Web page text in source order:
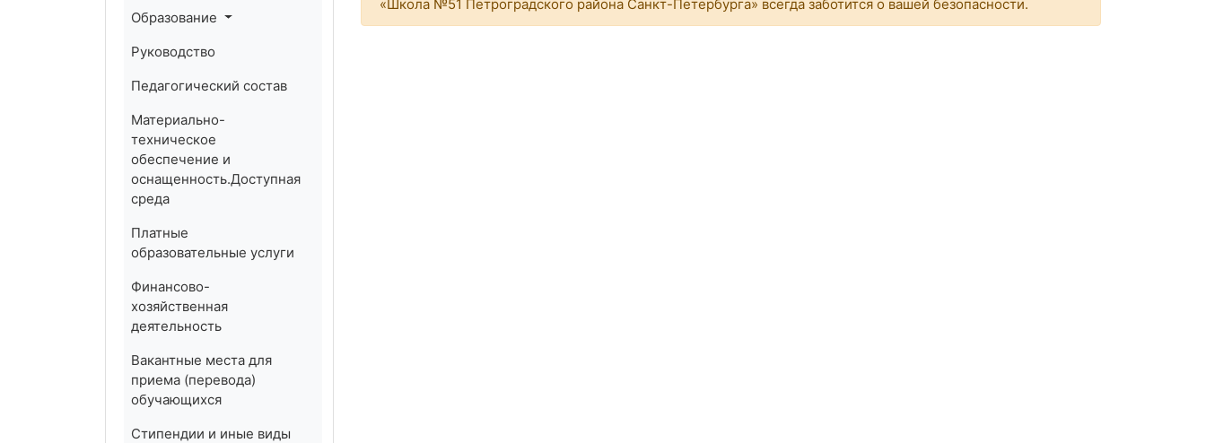
Образование
Руководство
Педагогический состав
Материально-
техническое
обеспечение и
оснащенность.Доступная
среда
Платные
образовательные услуги
Финансово-
хозяйственная
деятельность
Вакантные места для
приема (перевода)
обучающихся
Стипендии и иные виды
«Школа №51 Петроградского района Санкт-Петербурга» всегда заботится о вашей безопасности.